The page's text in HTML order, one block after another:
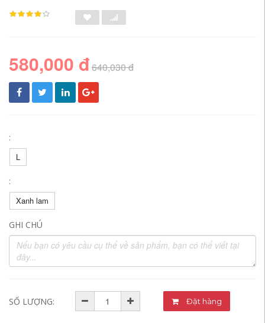
580,000 đ640,030 đ
:
L
:
Xanh lam
GHI CHÚ
SỐ LƯỢNG: Đặt hàng